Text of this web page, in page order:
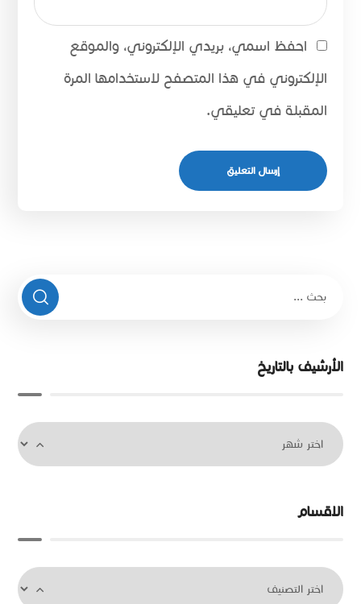
احفظ اسمي، بريدي الإلكتروني، والموقع
الإلكتروني في هذا المتصفح لاستخدامها المرة
المقبلة في تعليقي.
الأرشيف بالتاريخ
الاقسام